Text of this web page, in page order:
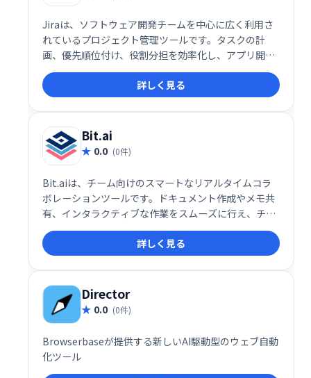
Jiraは、ソフトウェア開発チームを中心に広く利用さ
れているプロジェクト管理ツールです。タスクの計
画、優先順位付け、役割分担を効率化し、アプリ開発
プロセスの概念化から実行までをスムーズに支援しま
す。15年以上の歴史と継続的なアップデートにより、
最新の開発トレンドにも対応可能です。
詳しく見る
Bit.ai
0.0 (0件)
Bit.aiは、チーム向けのスマートなリアルタイムコラ
ボレーションツールです。ドキュメント作成やメモ共
有、インタラクティブな作業をスムーズに行え、チー
ム全体の知識共有と効率的な連携を促進します。 チー
ムの生産性向上に役立つ、直感的に使えるソフトウェ
アです。
詳しく見る
Director
0.0 (0件)
Browserbaseが提供する新しいAI駆動型のウェブ自動
化ツール